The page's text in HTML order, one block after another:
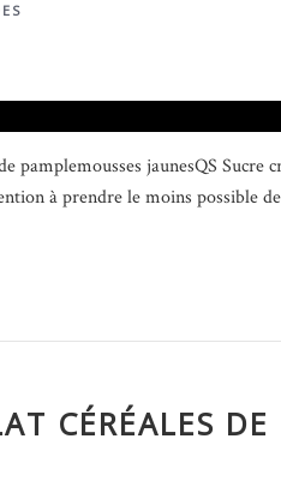
pamplemousses jaunesQS Sucre
à prendre le moins possible de
CÉRÉALES DE